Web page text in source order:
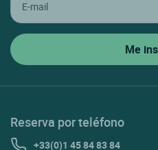
Reserva por teléfono
+33(0)1 45 84 83 84